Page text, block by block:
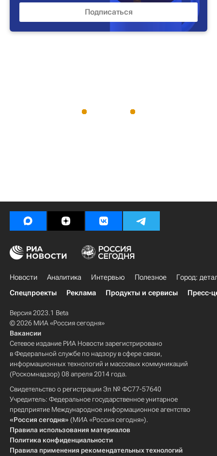
Новости Аналитика Интервью Полезное
Город:
Спецпроекты
Реклама Продукты и сервисы Пресс-
Версия 2023.1 Beta
© 2026 МИА «Россия сегодня»
Вакансии
Сетевое издание РИА Новости зарегистрировано
в Федеральной службе по надзору в сфере связи,
информационных технологий и массовых коммуникаций
(Роскомнадзор) 08 апреля 2014 года.
Свидетельство о регистрации Эл № ФС77-57640
Учредитель: Федеральное государственное унитарное
предприятие Международное информационное агентство
«Россия сегодня» (МИА «Россия сегодня»).
Правила использования материалов
Политика конфиденциальности
Правила применения рекомендательных технологий